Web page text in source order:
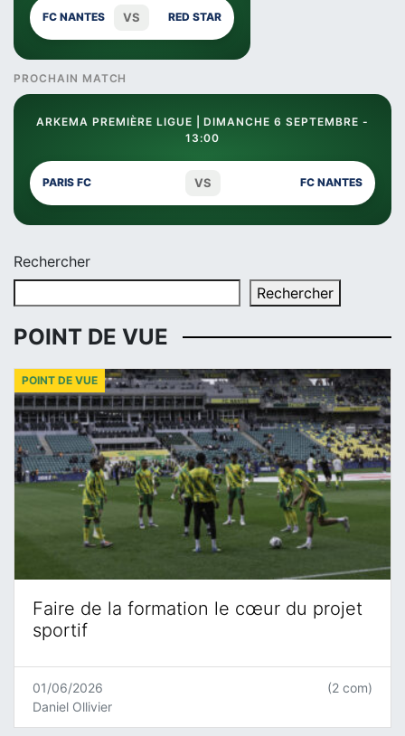
FC NANTES VS RED STAR
PROCHAIN MATCH
ARKEMA PREMIÈRE LIGUE | DIMANCHE 6 SEPTEMBRE -
13:00
PARIS FC VS FC NANTES
Rechercher
Rechercher
POINT DE VUE
Faire de la formation le cœur du projet
sportif
POINT DE VUE
01/06/2026
Daniel Ollivier
(2 com)